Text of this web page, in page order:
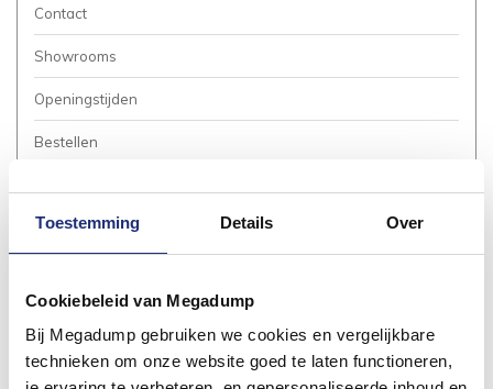
Toestemming Details Over
Cookiebeleid van Megadump
Bij Megadump gebruiken we cookies en vergelijkbare
technieken om onze website goed te laten functioneren,
Contact
Showrooms
Openingstijden
Bestellen
Bezorgen / Afhalen
Garantie / Klachten
Service Aanvraag